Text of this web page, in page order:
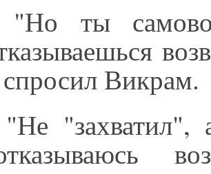
ты
Викрам.
"захватил",